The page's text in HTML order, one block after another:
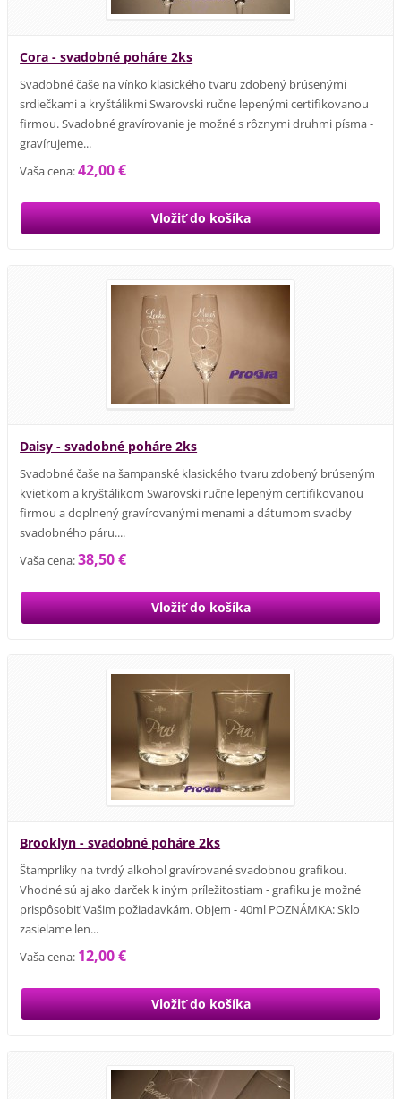
Cora - svadobné poháre 2ks
Svadobné čaše na vínko klasického tvaru zdobený brúsenými
srdiečkami a kryštálikmi Swarovski ručne lepenými certifikovanou
firmou. Svadobné gravírovanie je možné s rôznymi druhmi písma -
gravírujeme...
Vaša cena:42,00 €
Daisy - svadobné poháre 2ks
Svadobné čaše na šampanské klasického tvaru zdobený brúseným
kvietkom a kryštálikom Swarovski ručne lepeným certifikovanou
firmou a doplnený gravírovanými menami a dátumom svadby
svadobného páru....
Vaša cena:38,50 €
Brooklyn - svadobné poháre 2ks
Štamprlíky na tvrdý alkohol gravírované svadobnou grafikou.
Vhodné sú aj ako darček k iným príležitostiam - grafiku je možné
prispôsobiť Vašim požiadavkám. Objem - 40ml POZNÁMKA: Sklo
zasielame len...
Vaša cena: 12,00 €